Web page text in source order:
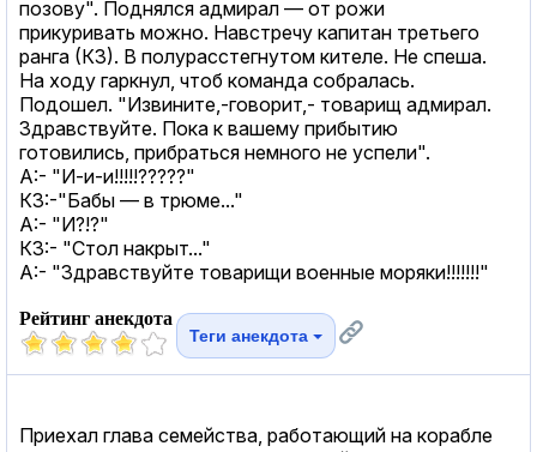
позову". Поднялся адмирал — от рожи
прикуривать можно. Навстречу капитан третьего
ранга (К3). В полурасстегнутом кителе. Не спеша.
На ходу гаркнул, чтоб команда собралась.
Подошел. "Извините,-говорит,- товарищ адмирал.
Здравствуйте. Пока к вашему прибытию
готовились, прибраться немного не успели".
А:- "И-и-и!!!!!?????"
К3:-"Бабы — в трюме..."
А:- "И?!?"
К3:- "Стол накрыт..."
А:- "Здравствуйте товарищи военные моряки!!!!!!!"
Рейтинг анекдота
Теги анекдота
Приехал глава семейства, работающий на корабле